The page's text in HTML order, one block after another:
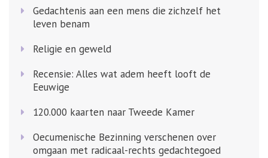
Gedachtenis aan een mens die zichzelf het
leven benam
Religie en geweld
Recensie: Alles wat adem heeft looft de
Eeuwige
120.000 kaarten naar Tweede Kamer
Oecumenische Bezinning verschenen over
omgaan met radicaal-rechts gedachtegoed